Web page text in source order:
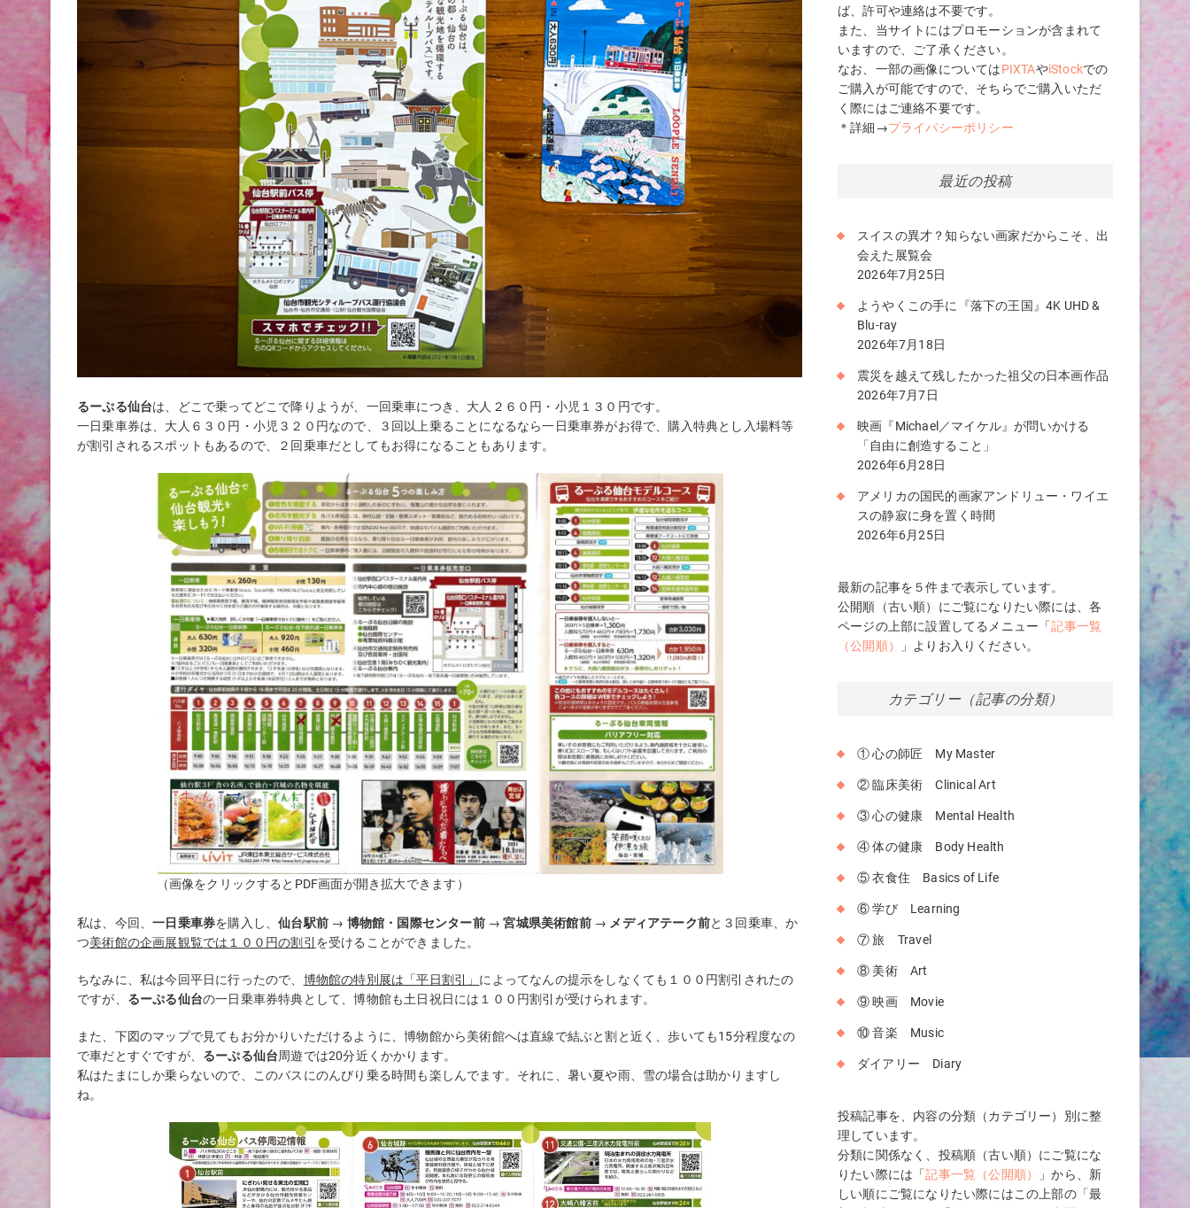
るーぷる仙台は、どこで乗ってどこで降りようが、一回乗車につき、大人２６０円・小児１３０円です。
一日乗車券は、大人６３０円・小児３２０円なので、３回以上乗ることになるなら一日乗車券がお得で、購入特典とし入場料等
が割引されるスポットもあるので、２回乗車だとしてもお得になることもあります。
（画像をクリックするとPDF画面が開き拡大できます）
私は、今回、一日乗車券を購入し、仙台駅前 → 博物館・国際センター前→宮城県美術館前→ メディアテーク前と３回乗車、か
つ美術館の企画展観覧では１００円の割引 を受けることができました。
ちなみに、私は今回平日に行ったので、 博物館の特別展は「平日割引」 によってなんの提示をしなくても１００円割引されたの
ですが、 るーぷる仙台の一日乗車券特典として、博物館も土日祝日には１００円割引が受けられます。
また、下図のマップで見てもお分かりいただけるように、博物館から美術館へは直線で結ぶと割と近く、歩いても15分程度なの
で車だとすぐですが、 るーぷる仙台周遊では20分近くかかります。
私はたまにしか乗らないので、このバスにのんびり乗る時間も楽しんでます。それに、暑い夏や雨、雪の場合は助かりますし
ね。
ば、許可や連絡は不要です。
また、当サイトにはプロモーションが含まれて
いますので、ご了承ください。
なお、一部の画像についてはPIXTAやiStockでの
ご購入が可能ですので、そちらでご購入いただ
く際にはご連絡不要です。
＊詳細→プライバシーポリシー
最近の投稿
スイスの異才？知らない画家だからこそ、出
会えた展覧会
2026年7月25日
ようやくこの手に『落下の王国』4K UHD &
Blu-ray
2026年7月18日
震災を越えて残したかった祖父の日本画作品
2026年7月7日
映画『Michael／マイケル』が問いかける
「自由に創造すること」
2026年6月28日
アメリカの国民的画家アンドリュー・ワイエ
スの静寂に身を置く時間
2026年6月25日
最新の記事を５件まで表示しています。
公開順（古い順）にご覧になりたい際には、各
ページの上部に設置してるメニュー「記事一覧
（公開順）
」よりお入りください。
カテゴリー（記事の分類）
① 心の師匠 My Master
② 臨床美術 Clinical Art
③ 心の健康 Mental Health
④ 体の健康 Body Health
⑤ 衣食住 Basics of Life
⑥ 学び Learning
⑦ 旅 Travel
⑧ 美術 Art
⑨ 映画 Movie
⑩ 音楽 Music
ダイアリー Diary
投稿記事を、内容の分類（カテゴリー）別に整
理しています。
分類に関係なく、投稿順（古い順）にご覧にな
りたい際には「記事一覧（公開順）
」から、新
しい順にご覧になりたい際にはこの上部の「最